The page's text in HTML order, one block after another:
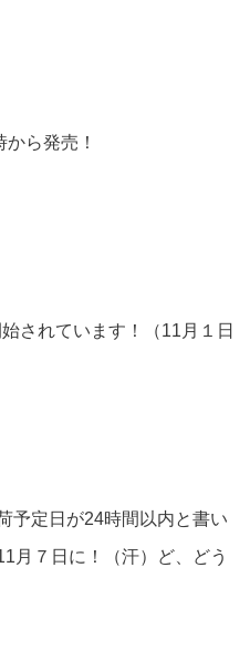
ら発売！
されています！（11月１日
予定日が24時間以内と書い
月７日に！（汗）ど、どう